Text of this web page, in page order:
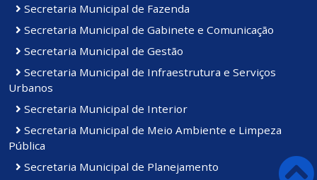
Secretaria Municipal de Fazenda
Secretaria Municipal de Gabinete e Comunicação
Secretaria Municipal de Gestão
Secretaria Municipal de Infraestrutura e Serviços
Urbanos
Secretaria Municipal de Interior
Secretaria Municipal de Meio Ambiente e Limpeza
Pública
Secretaria Municipal de Planejamento